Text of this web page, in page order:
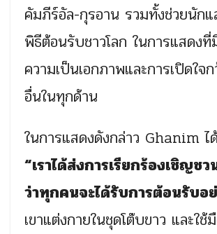
คัมภีร์อัล-กุรอาน รวมทั้งช่วยนัก
พิธีต้อนรับชาวโลก ในการแสดงที่
ความเป็นเอกภาพและการเปิดใจ
อื่นในทุกด้าน
ในการแสดงดังกล่าว Ghanim ไ
“เราได้ส่งการเรียกร้องเชิญช
ว่าทุกคนจะได้รับการต้อนรับอ
เขาแต่งกายในชุดโต๊บขาว และใช้